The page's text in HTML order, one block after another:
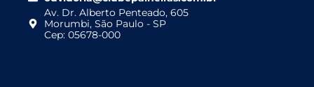
Av. Dr. Alberto Penteado, 605
Morumbi, São Paulo - SP
Cep: 05678-000